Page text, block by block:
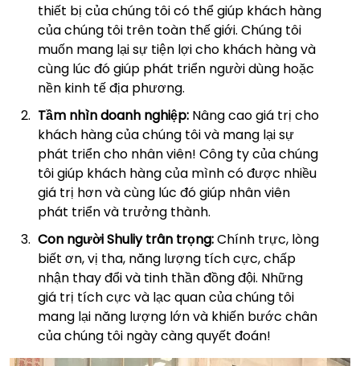
thiết bị của chúng tôi có thể giúp khách hàng
của chúng tôi trên toàn thế giới. Chúng tôi
muốn mang lại sự tiện lợi cho khách hàng và
cùng lúc đó giúp phát triển người dùng hoặc
nền kinh tế địa phương.
Tầm nhìn doanh nghiệp: Nâng cao giá trị cho
khách hàng của chúng tôi và mang lại sự
phát triển cho nhân viên! Công ty của chúng
tôi giúp khách hàng của mình có được nhiều
giá trị hơn và cùng lúc đó giúp nhân viên
phát triển và trưởng thành.
Con người Shuliy trân trọng:Chính trực, lòng
biết ơn, vị tha, năng lượng tích cực, chấp
nhận thay đổi và tinh thần đồng đội. Những
giá trị tích cực và lạc quan của chúng tôi
mang lại năng lượng lớn và khiến bước chân
của chúng tôi ngày càng quyết đoán!